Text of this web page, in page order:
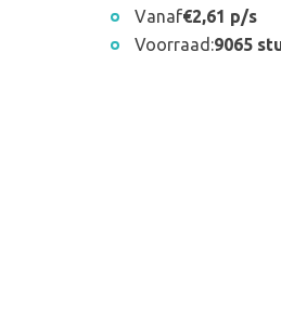
Vanaf€2,61 p/s
Voorraad:9065